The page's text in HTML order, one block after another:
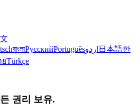
বাংলাРусскийPortuguêsاردو 日本語한
ยTürkçe
권리 보유.